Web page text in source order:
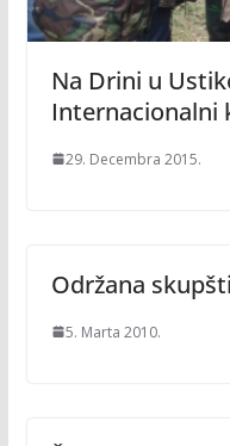
Na Drini u
Internacionalni
29. Decembra 2015.
Održana
5. Marta 2010.